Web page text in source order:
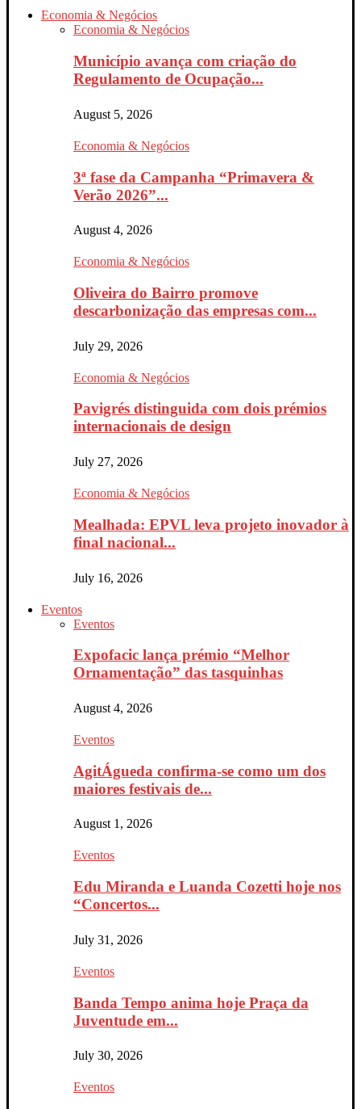
Economia & Negócios
Economia & Negócios
Município avança com criação do
Regulamento de Ocupação...
August 5, 2026
Economia & Negócios
3ª fase da Campanha “Primavera &
Verão 2026”...
August 4, 2026
Economia & Negócios
Oliveira do Bairro promove
descarbonização das empresas com...
July 29, 2026
Economia & Negócios
Pavigrés distinguida com dois prémios
internacionais de design
July 27, 2026
Economia & Negócios
Mealhada: EPVL leva projeto inovador à
final nacional...
July 16, 2026
Eventos
Eventos
Expofacic lança prémio “Melhor
Ornamentação” das tasquinhas
August 4, 2026
Eventos
AgitÁgueda confirma-se como um dos
maiores festivais de...
August 1, 2026
Eventos
Edu Miranda e Luanda Cozetti hoje nos
“Concertos...
July 31, 2026
Eventos
Banda Tempo anima hoje Praça da
Juventude em...
July 30, 2026
Eventos